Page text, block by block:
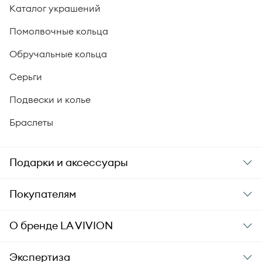
Каталог украшений
Помолвочные кольца
Обручальные кольца
Серьги
Подвески и колье
Браслеты
Подарки и аксессуары
Подарки
Уход за украшениями
Аксессуары
Покупателям
Заказ и оплата
О бренде LA VIVION
О компании
Экспертиза